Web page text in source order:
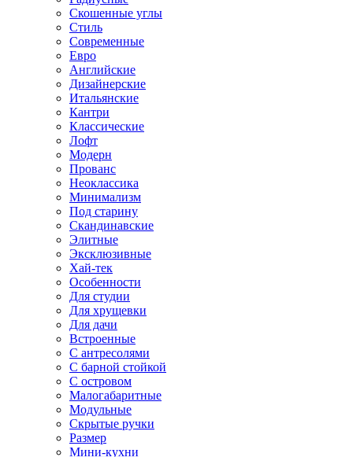
Скошенные углы
Стиль
Современные
Евро
Английские
Дизайнерские
Итальянские
Кантри
Классические
Лофт
Модерн
Прованс
Неоклассика
Минимализм
Под старину
Скандинавские
Элитные
Эксклюзивные
Хай-тек
Особенности
Для студии
Для хрущевки
Для дачи
Встроенные
С антресолями
С барной стойкой
С островом
Малогабаритные
Модульные
Скрытые ручки
Размер
Мини-кухни